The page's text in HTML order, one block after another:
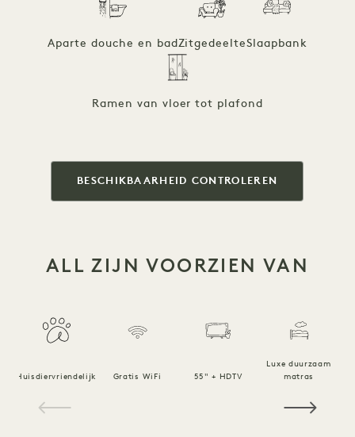
Aparte douche en bad ZitgedeelteSlaapbank
Ramen van vloer tot plafond
BESCHIKBAARHEID CONTROLEREN
ALL ZIJN VOORZIEN VAN
Huisdiervriendelijk Gratis WiFi 55" + HDTV
Luxe duurzaam
matras